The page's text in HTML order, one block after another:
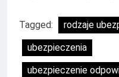
Tagged: rodzaje
ubezpieczenia
ubezpieczenie